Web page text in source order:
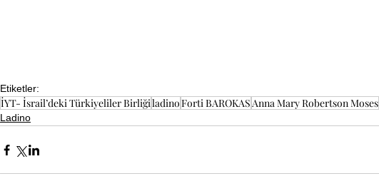
Etiketler:
İYT- İsrail’deki Türkiyeliler BirliğiladinoForti BAROKASAnna Mary Robertson Moses
Ladino